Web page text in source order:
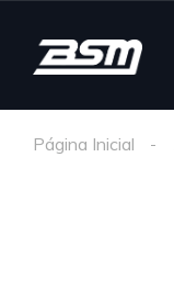
Página Inicial